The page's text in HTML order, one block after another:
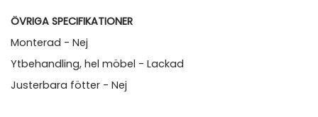
ÖVRIGA SPECIFIKATIONER
Monterad - Nej
Ytbehandling, hel möbel - Lackad
Justerbara fötter - Nej